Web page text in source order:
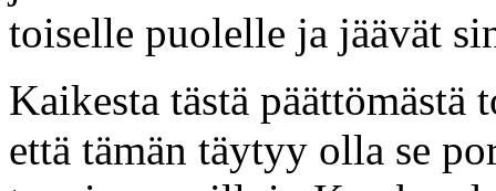
toiselle puolelle ja jäävät
Kaikesta tästä päättömästä
että tämän täytyy olla se